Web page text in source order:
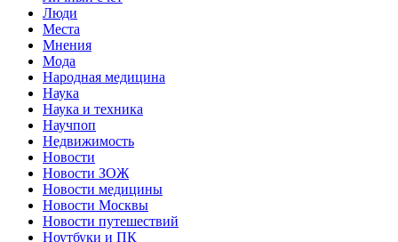
Люди
Места
Мнения
Мода
Народная медицина
Наука
Наука и техника
Научпоп
Недвижимость
Новости
Новости ЗОЖ
Новости медицины
Новости Москвы
Новости путешествий
Ноутбуки и ПК